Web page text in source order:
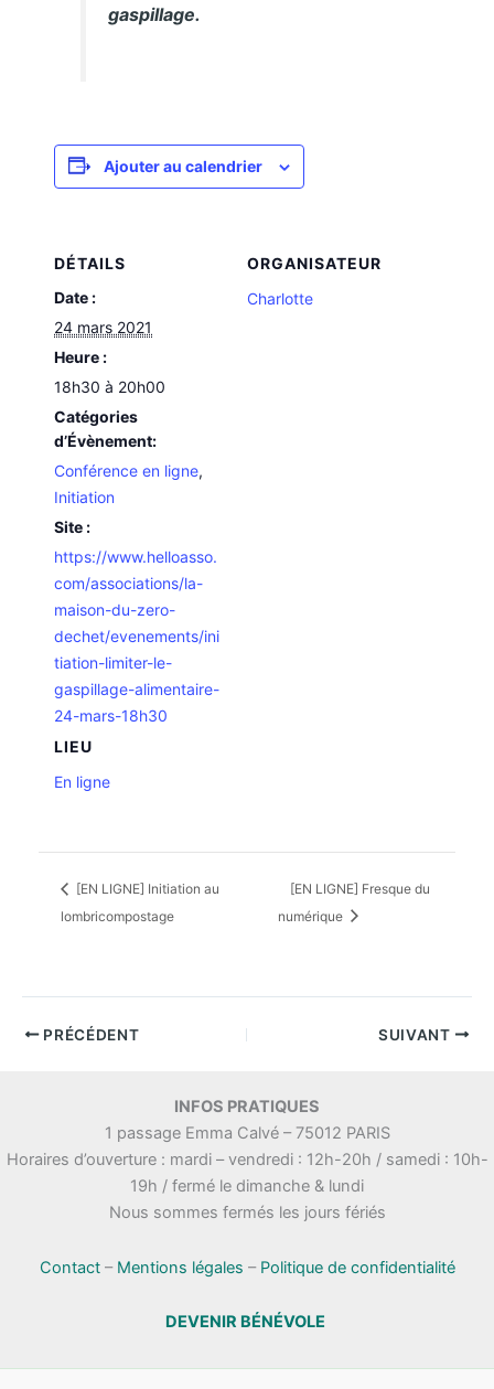
gaspillage.
Ajouter au calendrier
DÉTAILS
Date :
24 mars 2021
Heure :
18h30 à 20h00
Catégories
d’Évènement:
Conférence en ligne,
Initiation
Site :
https://www.helloasso.
com/associations/la-
maison-du-zero-
dechet/evenements/ini
tiation-limiter-le-
gaspillage-alimentaire-
24-mars-18h30
LIEU
En ligne
ORGANISATEUR
Charlotte
[EN LIGNE] Initiation au
lombricompostage
[EN LIGNE] Fresque du
numérique
PRÉCÉDENT SUIVANT
INFOS PRATIQUES
1 passage Emma Calvé – 75012 PARIS
Horaires d’ouverture : mardi – vendredi : 12h-20h / samedi : 10h-
19h / fermé le dimanche & lundi
Nous sommes fermés les jours fériés
Contact– Mentions légales – Politique de confidentialité
DEVENIR BÉNÉVOLE